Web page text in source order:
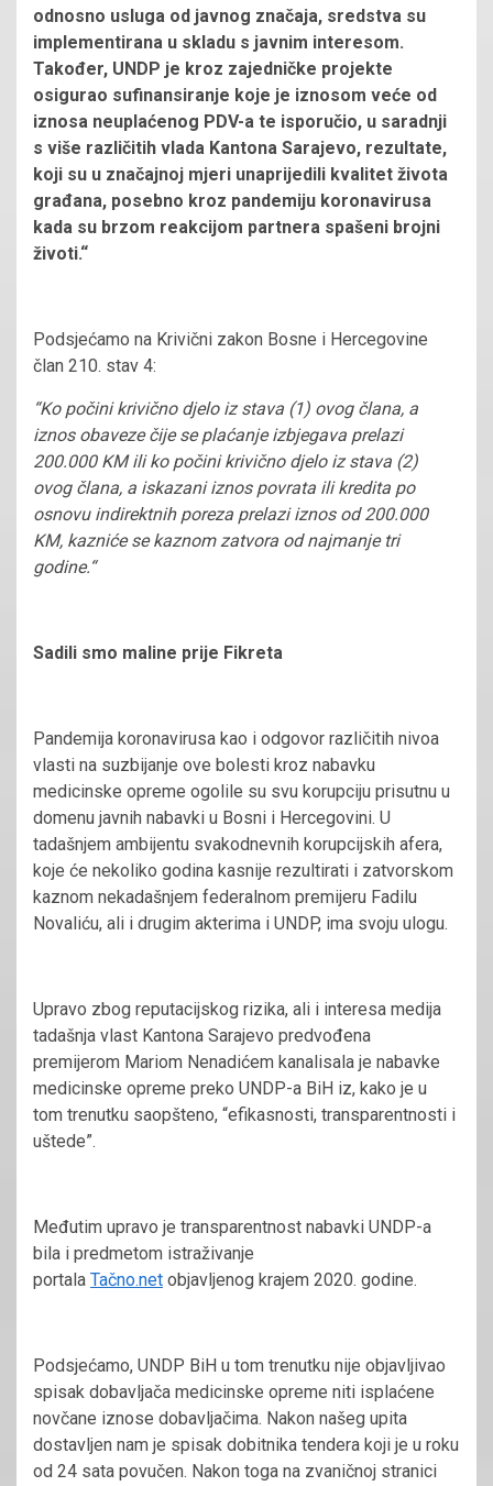
odnosno usluga od javnog značaja, sredstva su
implementirana u skladu s javnim interesom.
Također, UNDP je kroz zajedničke projekte
osigurao sufinansiranje koje je iznosom veće od
iznosa neuplaćenog PDV-a te isporučio, u saradnji
s više različitih vlada Kantona Sarajevo, rezultate,
koji su u značajnoj mjeri unaprijedili kvalitet života
građana, posebno kroz pandemiju koronavirusa
kada su brzom reakcijom partnera spašeni brojni
životi.“
Podsjećamo na Krivični zakon Bosne i Hercegovine
član 210. stav 4:
“Ko počini krivično djelo iz stava (1) ovog člana, a
iznos obaveze čije se plaćanje izbjegava prelazi
200.000 KM ili ko počini krivično djelo iz stava (2)
ovog člana, a iskazani iznos povrata ili kredita po
osnovu indirektnih poreza prelazi iznos od 200.000
KM, kazniće se kaznom zatvora od najmanje tri
godine.“
Sadili smo maline prije Fikreta
Pandemija koronavirusa kao i odgovor različitih nivoa
vlasti na suzbijanje ove bolesti kroz nabavku
medicinske opreme ogolile su svu korupciju prisutnu u
domenu javnih nabavki u Bosni i Hercegovini. U
tadašnjem ambijentu svakodnevnih korupcijskih afera,
koje će nekoliko godina kasnije rezultirati i zatvorskom
kaznom nekadašnjem federalnom premijeru Fadilu
Novaliću, ali i drugim akterima i UNDP, ima svoju ulogu.
Upravo zbog reputacijskog rizika, ali i interesa medija
tadašnja vlast Kantona Sarajevo predvođena
premijerom Mariom Nenadićem kanalisala je nabavke
medicinske opreme preko UNDP-a BiH iz, kako je u
tom trenutku saopšteno, “efikasnosti, transparentnosti i
uštede”.
Međutim upravo je transparentnost nabavki UNDP-a
bila i predmetom istraživanje
portala Tačno.net objavljenog krajem 2020. godine.
Podsjećamo, UNDP BiH u tom trenutku nije objavljivao
spisak dobavljača medicinske opreme niti isplaćene
novčane iznose dobavljačima. Nakon našeg upita
dostavljen nam je spisak dobitnika tendera koji je u roku
od 24 sata povučen. Nakon toga na zvaničnoj stranici